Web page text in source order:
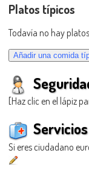
Platos típicos
Todavía no hay
[Haz clic en el lápiz
Si eres ciudadano